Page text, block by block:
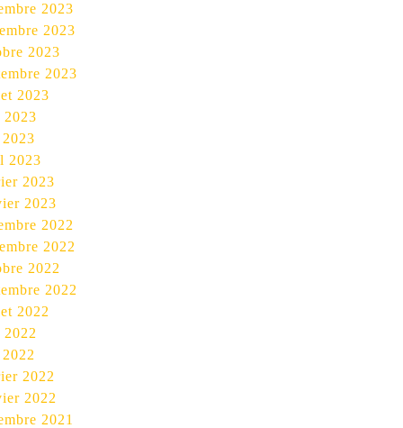
2023
2023
2023
2023
2023
2023
2023
2023
2022
2022
2022
2022
2022
2022
2022
2021